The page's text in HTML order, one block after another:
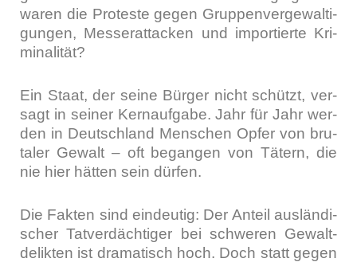
waren die Pro­tes­te gegen Grup­pen­ver­ge­wal­ti­
gun­gen, Mes­ser­at­ta­cken und impor­tier­te Kri­
mi­na­li­tät?
Ein Staat, der sei­ne Bür­ger nicht schützt, ver­
sagt in sei­ner Kern­auf­ga­be. Jahr für Jahr wer­
den in Deutsch­land Men­schen Opfer von bru­
ta­ler Gewalt – oft began­gen von Tätern, die
nie hier hät­ten sein dür­fen.
Die Fak­ten sind ein­deu­tig: Der Anteil aus­län­di­
scher Tat­ver­däch­ti­ger bei schwe­ren Gewalt­
de­lik­ten ist dra­ma­tisch hoch. Doch statt gegen